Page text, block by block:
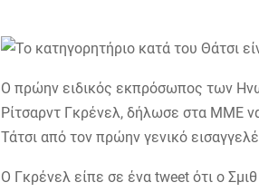
Ο πρώην ειδικός εκπρόσωπος των
Ρίτσαρντ Γκρένελ, δήλωσε στα ΜΜΕ
Τάτσι από τον πρώην γενικό
Ο Γκρένελ είπε σε ένα tweet ότι ο